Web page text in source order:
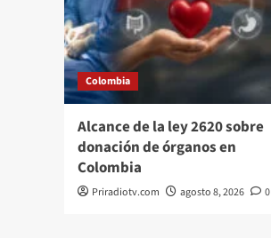
Colombia
Alcance de la ley 2620 sobre
donación de órganos en
Colombia
Priradiotv.com agosto 8, 2026 0